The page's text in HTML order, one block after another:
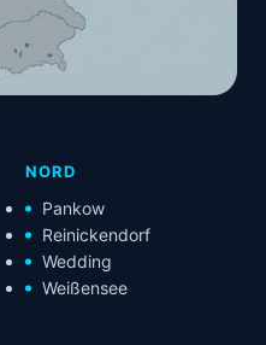
NORD
Pankow
Reinickendorf
Wedding
Weißensee